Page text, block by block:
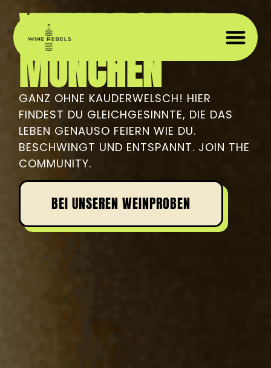
WEINPROBEN
MÜNCHEN
GANZ OHNE KAUDERWELSCH! HIER
FINDEST DU GLEICHGESINNTE, DIE DAS
LEBEN GENAUSO FEIERN WIE DU.
BESCHWINGT UND ENTSPANNT. JOIN THE
COMMUNITY.
BEI UNSEREN WEINPROBEN